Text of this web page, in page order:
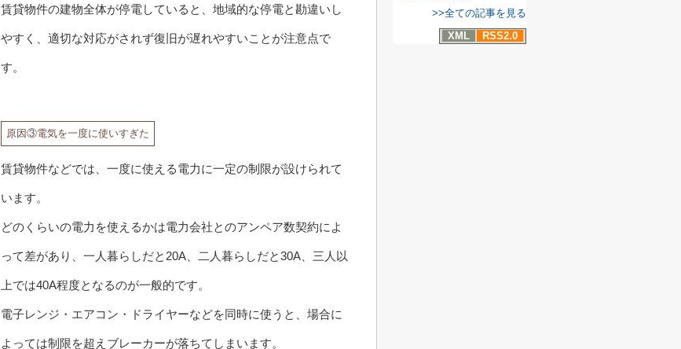
賃貸物件の建物全体が停電していると、地域的な停電と勘違いし
やすく、適切な対応がされず復旧が遅れやすいことが注意点で
す。
原因③電気を一度に使いすぎた
賃貸物件などでは、一度に使える電力に一定の制限が設けられて
います。
どのくらいの電力を使えるかは電力会社とのアンペア数契約によ
って差があり、一人暮らしだと20A、二人暮らしだと30A、三人以
上では40A程度となるのが一般的です。
電子レンジ・エアコン・ドライヤーなどを同時に使うと、場合に
よっては制限を超えブレーカーが落ちてしまいます。
>>全ての記事を見る
XML
RSS2.0